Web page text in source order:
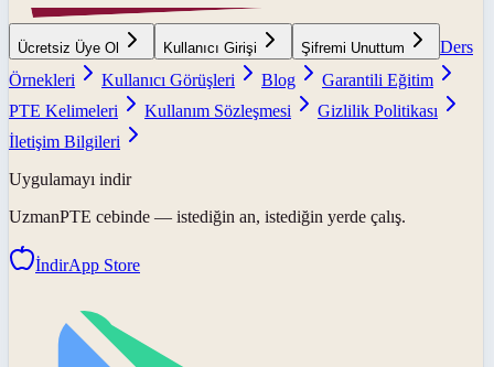
Ücretsiz Üye Ol Kullanıcı Girişi Şifremi Unuttum
Ders
Örnekleri
Kullanıcı Görüşleri Blog
Garantili Eğitim
PTE Kelimeleri
Kullanım Sözleşmesi
Gizlilik Politikası
İletişim Bilgileri
Uygulamayı indir
UzmanPTE cebinde — istediğin an, istediğin yerde çalış.
İndirApp Store